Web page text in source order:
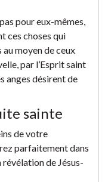
pour eux-mêmes,
ces choses qui
moyen de ceux
par l’Esprit saint
anges désirent de
sainte
de votre
parfaitement dans
de Jésus-